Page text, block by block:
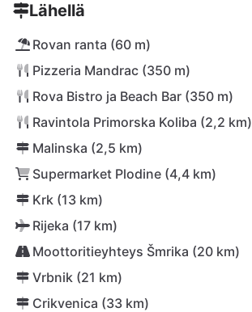
Lähellä
Rovan ranta (60 m)
Pizzeria Mandrac (350 m)
Rova Bistro ja Beach Bar (350 m)
Ravintola Primorska Koliba (2,2 km)
Malinska (2,5 km)
Supermarket Plodine (4,4 km)
Krk (13 km)
Rijeka (17 km)
Moottoritieyhteys Šmrika (20 km)
Vrbnik (21 km)
Crikvenica (33 km)